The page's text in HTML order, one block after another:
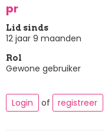
pr
Lid sinds
12 jaar 9 maanden
Rol
Gewone gebruiker
Login of registreer